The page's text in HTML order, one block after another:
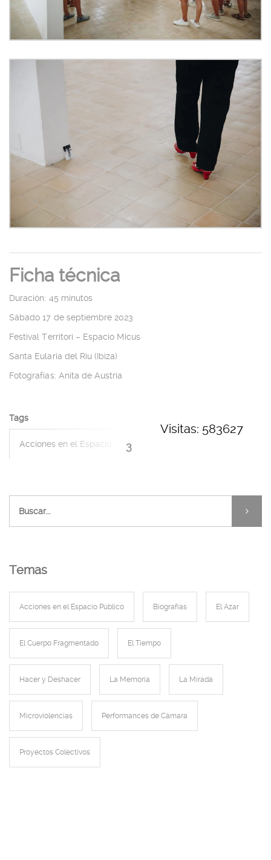
Ficha técnica
Duración: 45 minutos
Sábado 17 de septiembre 2023
Festival Territori – Espacio Micus
Santa Eularia del Riu (Ibiza)
Fotografías: Anita de Austria
Visitas: 583627
Tags
Acciones en el Espacio
El Tiempo
3
Temas
Acciones en el Espacio Público Biografías El Azar
El Cuerpo Fragmentado El Tiempo
Hacer y Deshacer La Memoria La Mirada
Microviolencias Performances de Cámara
Proyectos Colectivos